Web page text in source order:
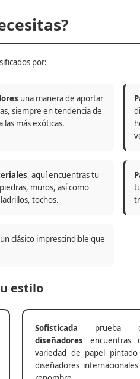
por:
una manera de aportar
siempre en tendencia de
las más exóticas.
, aquí encuentras tu
muros, así como
tochos.
un clásico imprescindible que
estilo
Sofisticada prueba
diseñadores encuentras
variedad de papel
diseñadores